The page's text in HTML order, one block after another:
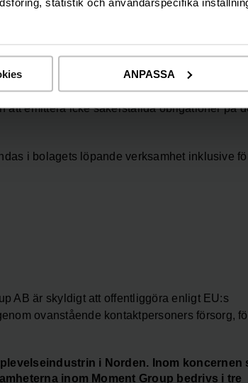
statistik och användarspecifika
ANPASSA
verksamheten till nya segment inom
utvecklas.
möjligheten att kunna tillvarata potentiella
att emittera icke säkerställda obligationer på
i bolagets löpande verksamhet inklusive
AB är skyldigt att offentliggöra enligt EU:s
ovanstående kontaktpersoners försorg,
i Norden. Inom koncernen
inom Moment Group bedrivs i tre